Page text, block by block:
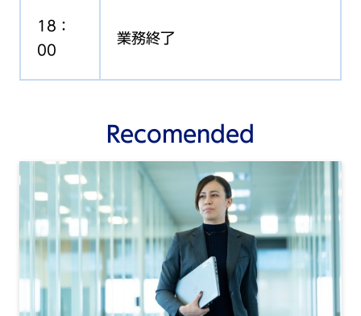
18：
00
業務終了
Recomended